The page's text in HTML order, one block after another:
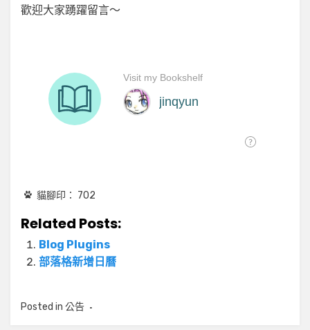
歡迎大家踴躍留言～
貓腳印： 702
Related Posts:
Blog Plugins
部落格新增日曆
Posted in 公告